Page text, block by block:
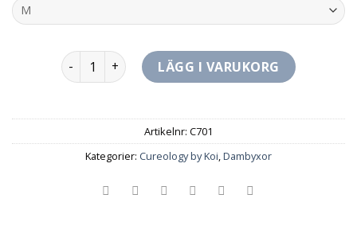
Atria Vårdbyxa Regular mängd
LÄGG I VARUKORG
Artikelnr: C701
Kategorier: Cureology by Koi,Dambyxor